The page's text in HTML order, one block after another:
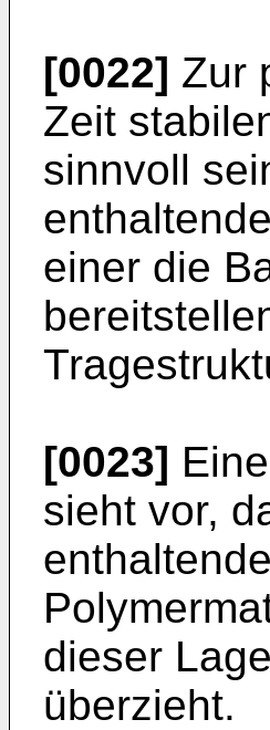
[0022] Zur
Zeit
sinnvoll
einer die
[0023]
sieht vor,
dieser
überzieht.